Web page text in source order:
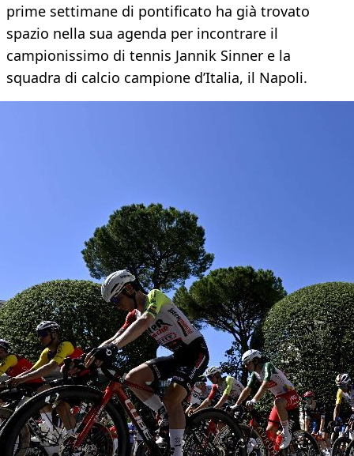
prime settimane di pontificato ha già trovato
spazio nella sua agenda per incontrare il
campionissimo di tennis Jannik Sinner e la
squadra di calcio campione d’Italia, il Napoli.